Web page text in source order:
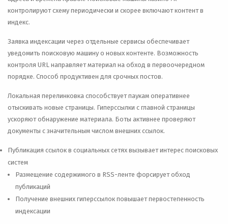
контролируют схему периодически и скорее включают контент в
индекс.
Заявка индексации через отдельные сервисы обеспечивает
уведомить поисковую машину о новых контенте. Возможность
контроля URL направляет материал на обход в первоочередном
порядке. Способ продуктивен для срочных постов.
Локальная перелинковка способствует паукам оперативнее
отыскивать новые страницы. Гиперссылки с главной страницы
ускоряют обнаружение материала. Боты активнее проверяют
документы с значительным числом внешних ссылок.
Публикация ссылок в социальных сетях вызывает интерес поисковых
систем
Размещение содержимого в RSS-ленте форсирует обход
публикаций
Получение внешних гиперссылок повышает первостепенность
индексации